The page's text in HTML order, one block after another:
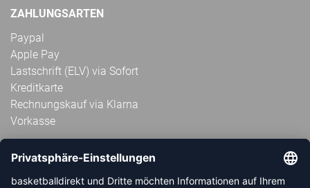
ZAHLUNGSARTEN
Paypal
Apple Pay
Lastschrift (ELV) via Sofort
Kreditkarte
Rechnungskauf via Klarna
Vorkasse
ABONNIERE JETZT DEN KOSTENLOSEN
HANDBALLDIREKT-NEWSLETTER UND VERPASSE KEINE